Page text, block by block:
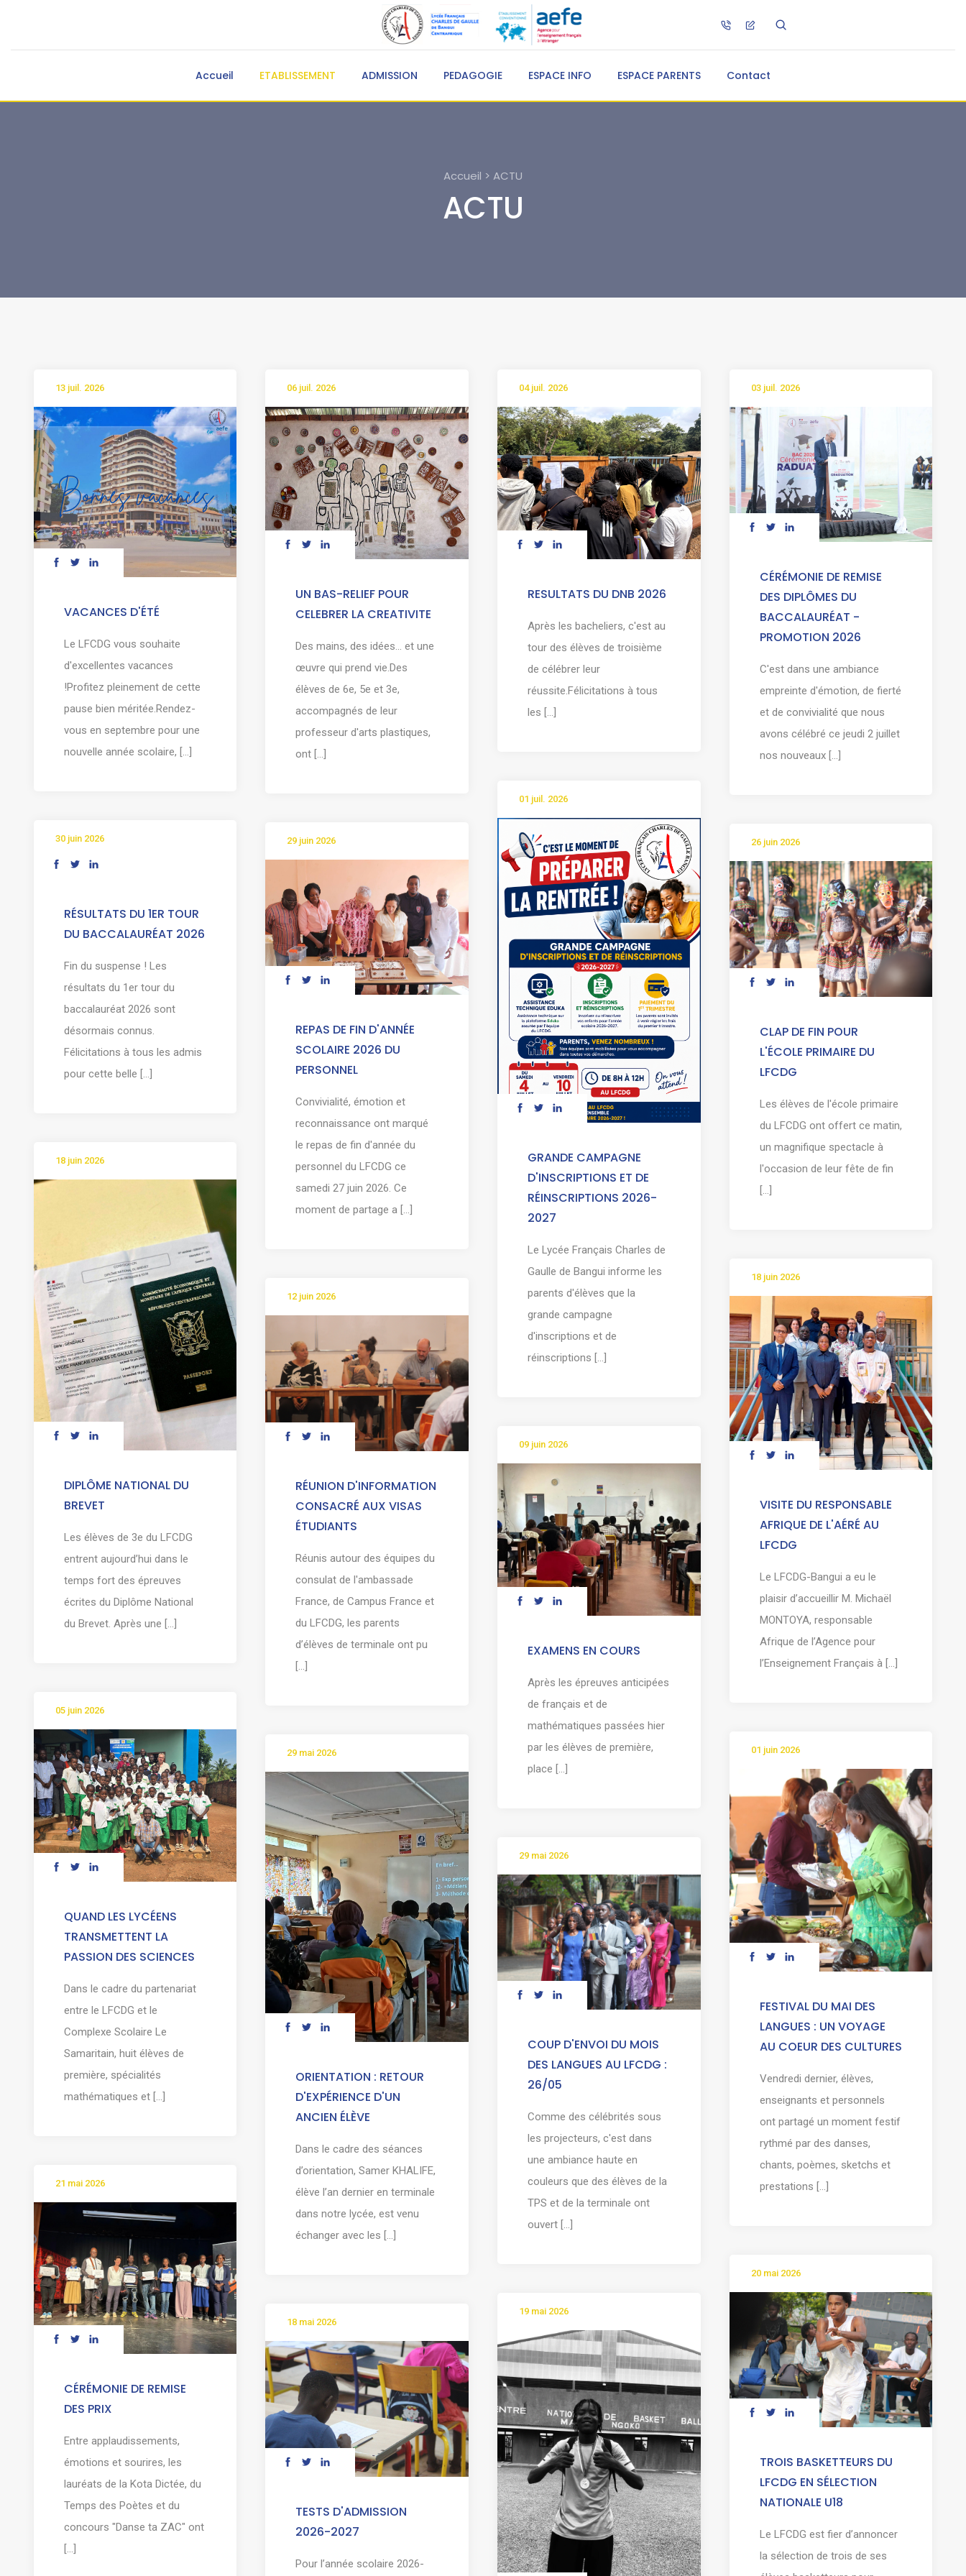
Accueil ETABLISSEMENT ADMISSION PEDAGOGIE ESPACE INFO ESPACE PARENTS Contact
Accueil > ACTU
ACTU
13 juil. 2026
VACANCES D'ÉTÉ
Le LFCDG vous souhaite
d'excellentes vacances
!Profitez pleinement de cette
pause bien méritée.Rendez-
vous en septembre pour une
nouvelle année scolaire, [...]
06 juil. 2026
UN BAS-RELIEF POUR
CELEBRER LA CREATIVITE
Des mains, des idées… et une
œuvre qui prend vie.Des
élèves de 6e, 5e et 3e,
accompagnés de leur
professeur d'arts plastiques,
ont [...]
04 juil. 2026
RESULTATS DU DNB 2026
Après les bacheliers, c'est au
tour des élèves de troisième
de célébrer leur
réussite.Félicitations à tous
les [...]
03 juil. 2026
CÉRÉMONIE DE REMISE
DES DIPLÔMES DU
BACCALAURÉAT -
PROMOTION 2026
C'est dans une ambiance
empreinte d'émotion, de fierté
et de convivialité que nous
avons célébré ce jeudi 2 juillet
nos nouveaux [...]
01 juil. 2026
GRANDE CAMPAGNE
D'INSCRIPTIONS ET DE
RÉINSCRIPTIONS 2026-
2027
Le Lycée Français Charles de
Gaulle de Bangui informe les
parents d'élèves que la
grande campagne
d'inscriptions et de
réinscriptions [...]
30 juin 2026
RÉSULTATS DU 1ER TOUR
DU BACCALAURÉAT 2026
Fin du suspense ! Les
résultats du 1er tour du
baccalauréat 2026 sont
désormais connus.
Félicitations à tous les admis
pour cette belle [...]
29 juin 2026
REPAS DE FIN D'ANNÉE
SCOLAIRE 2026 DU
PERSONNEL
Convivialité, émotion et
reconnaissance ont marqué
le repas de fin d'année du
personnel du LFCDG ce
samedi 27 juin 2026. Ce
moment de partage a [...]
26 juin 2026
CLAP DE FIN POUR
L'ÉCOLE PRIMAIRE DU
LFCDG
Les élèves de l'école primaire
du LFCDG ont offert ce matin,
un magnifique spectacle à
l'occasion de leur fête de fin
[...]
18 juin 2026
DIPLÔME NATIONAL DU
BREVET
Les élèves de 3e du LFCDG
entrent aujourd’hui dans le
temps fort des épreuves
écrites du Diplôme National
du Brevet. Après une [...]
18 juin 2026
VISITE DU RESPONSABLE
AFRIQUE DE L'AÉRÉ AU
LFCDG
Le LFCDG-Bangui a eu le
plaisir d’accueillir M. Michaël
MONTOYA, responsable
Afrique de l’Agence pour
l’Enseignement Français à [...]
12 juin 2026
RÉUNION D'INFORMATION
CONSACRÉ AUX VISAS
ÉTUDIANTS
Réunis autour des équipes du
consulat de l'ambassade
France, de Campus France et
du LFCDG, les parents
d’élèves de terminale ont pu
[...]
09 juin 2026
EXAMENS EN COURS
Après les épreuves anticipées
de français et de
mathématiques passées hier
par les élèves de première,
place [...]
05 juin 2026
QUAND LES LYCÉENS
TRANSMETTENT LA
PASSION DES SCIENCES
Dans le cadre du partenariat
entre le LFCDG et le
Complexe Scolaire Le
Samaritain, huit élèves de
première, spécialités
mathématiques et [...]
01 juin 2026
FESTIVAL DU MAI DES
LANGUES : UN VOYAGE
AU COEUR DES CULTURES
Vendredi dernier, élèves,
enseignants et personnels
ont partagé un moment festif
rythmé par des danses,
chants, poèmes, sketchs et
prestations [...]
29 mai 2026
ORIENTATION : RETOUR
D'EXPÉRIENCE D'UN
ANCIEN ÉLÈVE
Dans le cadre des séances
d’orientation, Samer KHALIFE,
élève l’an dernier en terminale
dans notre lycée, est venu
échanger avec les [...]
29 mai 2026
COUP D'ENVOI DU MOIS
DES LANGUES AU LFCDG :
26/05
Comme des célébrités sous
les projecteurs, c'est dans
une ambiance haute en
couleurs que des élèves de la
TPS et de la terminale ont
ouvert [...]
21 mai 2026
CÉRÉMONIE DE REMISE
DES PRIX
Entre applaudissements,
émotions et sourires, les
lauréats de la Kota Dictée, du
Temps des Poètes et du
concours "Danse ta ZAC" ont
[...]
20 mai 2026
TROIS BASKETTEURS DU
LFCDG EN SÉLECTION
NATIONALE U18
Le LFCDG est fier d’annoncer
la sélection de trois de ses
19 mai 2026
18 mai 2026
TESTS D'ADMISSION
2026-2027
Pour l’année scolaire 2026-